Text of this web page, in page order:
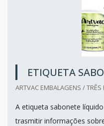
ETIQUETA
ARTVAC EMBALAGENS /
A etiqueta sabonete
trasmitir informações